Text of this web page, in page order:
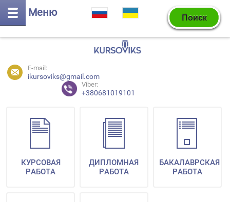
Меню
E-mail:
ikursoviks@gmail.com
Viber:
+380681019101
КУРСОВАЯ
РАБОТА
ДИПЛОМНАЯ
РАБОТА
БАКАЛАВРСКАЯ
РАБОТА